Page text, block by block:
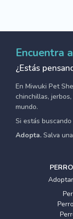
Encuentra
¿Estás
En Miwuki Pet
chinchillas,
mundo.
Si estás
Adopta. Salva